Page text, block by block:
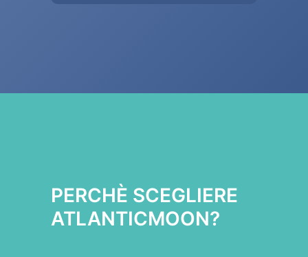
PERCHÈ SCEGLIERE
ATLANTICMOON?